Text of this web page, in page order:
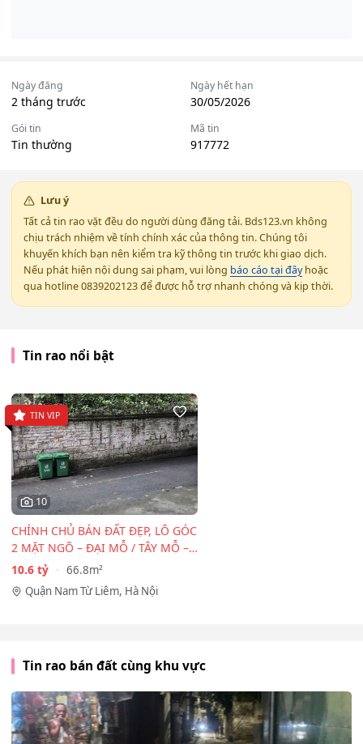
Ngày đăng
2 tháng trước
Ngày hết hạn
30/05/2026
Gói tin
Tin thường
Mã tin
917772
Lưu ý
Tất cả tin rao vặt đều do người dùng đăng tải. Bds123.vn không
chịu trách nhiệm về tính chính xác của thông tin. Chúng tôi
khuyến khích bạn nên kiểm tra kỹ thông tin trước khi giao dịch.
Nếu phát hiện nội dung sai phạm, vui lòng báo cáo tại đâyhoặc
qua hotline 0839202123 để được hỗ trợ nhanh chóng và kịp thời.
Tin rao nổi bật
10
TIN VIP
CHÍNH CHỦ BÁN ĐẤT ĐẸP, LÔ GÓC
2 MẶT NGÕ – ĐẠI MỖ / TÂY MỖ –
CẠNH…
10.6 tỷ
66.8m²
Quận Nam Từ Liêm, Hà Nội
Tin rao bán đất cùng khu vực